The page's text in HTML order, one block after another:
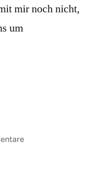
mir noch nicht,
um
zu